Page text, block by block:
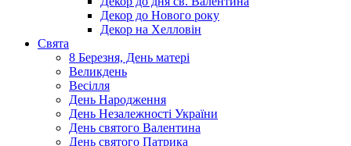
Декор до Нового року
Декор на Хелловін
Свята
8 Березня, День матері
Великдень
Весілля
День Народження
День Незалежності України
День святого Валентина
День святого Патрика